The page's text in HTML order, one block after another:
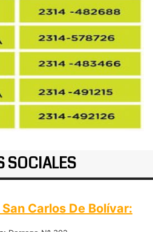
SOCIALES
San Carlos De Bolívar: